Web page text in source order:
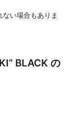
い場合もありま
BLACK の